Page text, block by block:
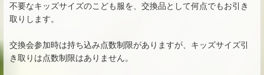
不要なキッズサイズのこども服を、交換品として何点でもお引き
取りします。
交換会参加時は持ち込み点数制限がありますが、キッズサイズ引
き取りは点数制限はありません。